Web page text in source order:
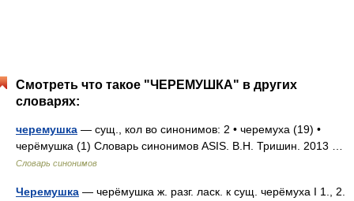
Смотреть что такое "ЧЕРЕМУШКА" в других
словарях:
черемушка — сущ., кол во синонимов: 2 • черемуха (19) •
черёмушка (1) Словарь синонимов ASIS. В.Н. Тришин. 2013 …
Словарь синонимов
Черемушка — черёмушка ж. разг. ласк. к сущ. черёмуха I 1., 2.